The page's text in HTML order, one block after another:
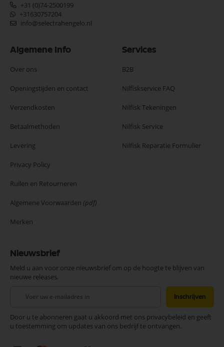
+31 (0)74-2500199
+31630757204
info@selectrahengelo.nl
Algemene Info
Over ons
Openingstijden en contact
Verzendkosten
Betaalmethoden
Levering
Privacy Policy
Ruilen en Retourneren
Algemene Voorwaarden (pdf)
Merken
Services
B2B
Nilfiskservice FAQ
Nilfisk Tekeningen
Nilfisk Service
Nilfisk Reparatie Formulier
Nieuwsbrief
Meld u aan voor onze nieuwsbrief om op de hoogte te blijven van
nieuwe releases.
onze
nieuwsbrief
Inschrijven
Door u te abonneren gaat u akkoord met ons privacybeleid en geeft
u toestemming om updates van ons bedrijf te ontvangen.